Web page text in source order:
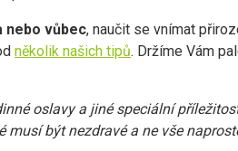
nebo vůbec, naučit se vnímat
několik našich tipů. Držíme Vám
oslavy a jiné speciální
musí být nezdravé a ne vše